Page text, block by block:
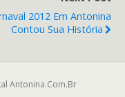
2012 Em Antonina
Contou Sua História
Antonina.Com.Br